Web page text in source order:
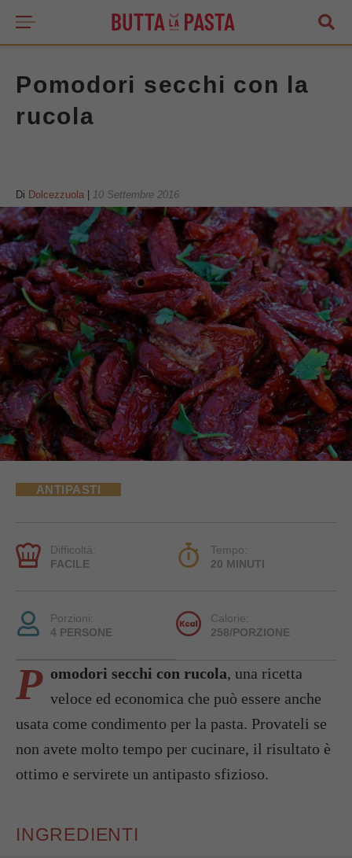
Pomodori secchi con la
rucola
Di Dolcezzuola 10 Settembre 2016
ANTIPASTI
Difficoltà:
FACILE
Tempo:
20 MINUTI
Porzioni:
4 PERSONE
Calorie:
258/PORZIONE
P omodori secchi con rucola, una ricetta
veloce ed economica che può essere anche
usata come condimento per la pasta. Provateli se
non avete molto tempo per cucinare, il risultato è
ottimo e servirete un antipasto sfizioso.
INGREDIENTI